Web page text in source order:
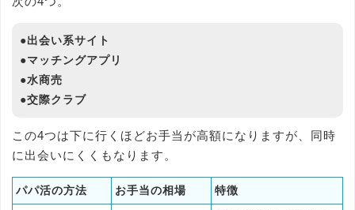
●出会い系サイト
●マッチングアプリ
●水商売
●交際クラブ
この4つは下に行くほどお手当が高額になりますが、同時
に出会いにくくもなります。
パパ活の方法 お手当の相場 特徴